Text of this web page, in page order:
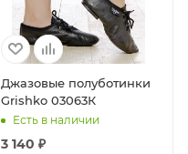
Джазовые полуботинки
Grishko 03063К
Есть в наличии
3 140 ₽